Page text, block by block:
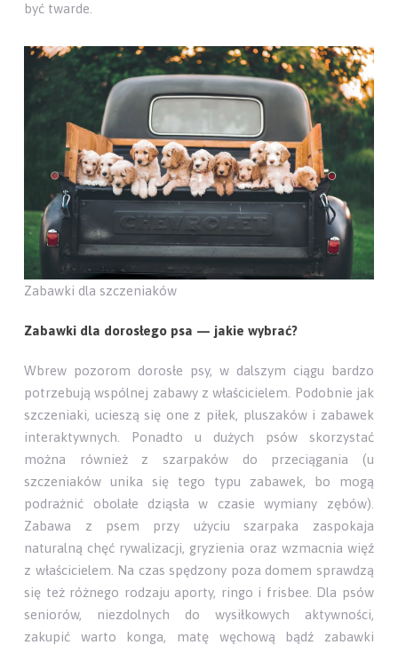
być twarde.
Zabawki dla szczeniaków
Zabawki dla dorosłego psa — jakie wybrać?
Wbrew pozorom dorosłe psy, w dalszym ciągu bardzo
potrzebują wspólnej zabawy z właścicielem. Podobnie jak
szczeniaki, ucieszą się one z piłek, pluszaków i zabawek
interaktywnych. Ponadto u dużych psów skorzystać
można również z szarpaków do przeciągania (u
szczeniaków unika się tego typu zabawek, bo mogą
podrażnić obolałe dziąsła w czasie wymiany zębów).
Zabawa z psem przy użyciu szarpaka zaspokaja
naturalną chęć rywalizacji, gryzienia oraz wzmacnia więź
z właścicielem. Na czas spędzony poza domem sprawdzą
się też różnego rodzaju aporty, ringo i frisbee. Dla psów
seniorów, niezdolnych do wysiłkowych aktywności,
zakupić warto konga, matę węchową bądź zabawki